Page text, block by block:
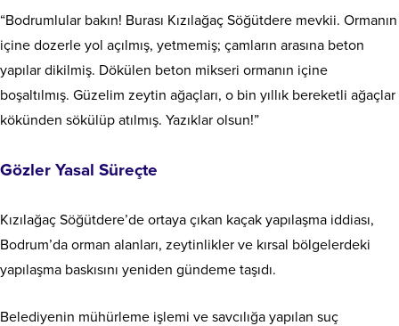
“Bodrumlular bakın! Burası Kızılağaç Söğütdere mevkii. Ormanın
içine dozerle yol açılmış, yetmemiş; çamların arasına beton
yapılar dikilmiş. Dökülen beton mikseri ormanın içine
boşaltılmış. Güzelim zeytin ağaçları, o bin yıllık bereketli ağaçlar
kökünden sökülüp atılmış. Yazıklar olsun!”
Gözler Yasal Süreçte
Kızılağaç Söğütdere’de ortaya çıkan kaçak yapılaşma iddiası,
Bodrum’da orman alanları, zeytinlikler ve kırsal bölgelerdeki
yapılaşma baskısını yeniden gündeme taşıdı.
Belediyenin mühürleme işlemi ve savcılığa yapılan suç